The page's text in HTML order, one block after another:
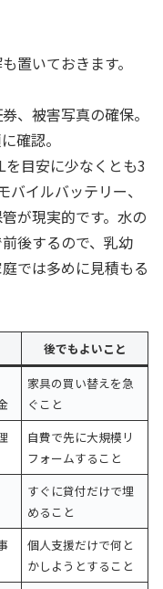
置いておきます。
、被害写真の確保。
確認。
目安に少なくとも3
イルバッテリー、
が現実的です。水の
後するので、乳幼
では多めに見積もる
後でもよいこと
家具の買い替えを急
ぐこと
自費で先に大規模リ
フォームすること
すぐに貸付だけで埋
めること
個人支援だけで何と
かしようとすること